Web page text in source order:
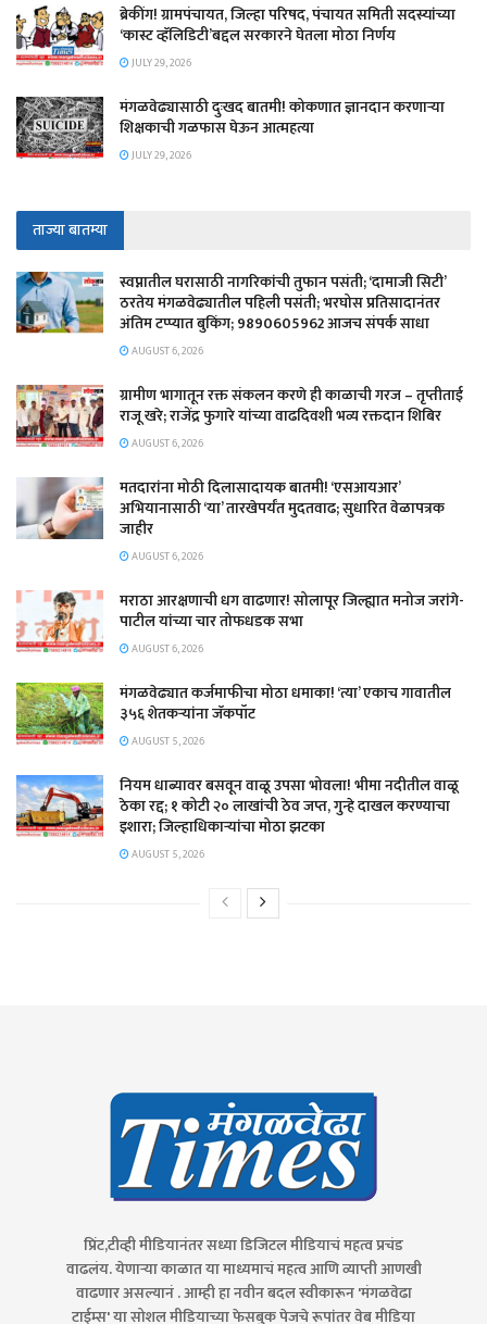
ब्रेकींग! ग्रामपंचायत, जिल्हा परिषद, पंचायत समिती सदस्यांच्या
‘कास्ट व्हॅलिडिटी’बद्दल सरकारने घेतला मोठा निर्णय
JULY 29, 2026
मंगळवेढ्यासाठी दुःखद बातमी! कोकणात ज्ञानदान करणाऱ्या
शिक्षकाची गळफास घेऊन आत्महत्या
JULY 29, 2026
ताज्या बातम्या
स्वप्नातील घरासाठी नागरिकांची तुफान पसंती; ‘दामाजी सिटी’
ठरतेय मंगळवेढ्यातील पहिली पसंती; भरघोस प्रतिसादानंतर
अंतिम टप्प्यात बुकिंग; 9890605962 आजच संपर्क साधा
AUGUST 6, 2026
ग्रामीण भागातून रक्त संकलन करणे ही काळाची गरज – तृप्तीताई
राजू खरे; राजेंद्र फुगारे यांच्या वाढदिवशी भव्य रक्तदान शिबिर
AUGUST 6, 2026
मतदारांना मोठी दिलासादायक बातमी! ‘एसआयआर’
अभियानासाठी ‘या’ तारखेपर्यंत मुदतवाढ; सुधारित वेळापत्रक
जाहीर
AUGUST 6, 2026
मराठा आरक्षणाची धग वाढणार! सोलापूर जिल्ह्यात मनोज जरांगे-
पाटील यांच्या चार तोफधडक सभा
AUGUST 6, 2026
मंगळवेढ्यात कर्जमाफीचा मोठा धमाका! ‘त्या’ एकाच गावातील
३५६ शेतकऱ्यांना जॅकपॉट
AUGUST 5, 2026
नियम धाब्यावर बसवून वाळू उपसा भोवला! भीमा नदीतील वाळू
ठेका रद्द; १ कोटी २० लाखांची ठेव जप्त, गुन्हे दाखल करण्याचा
इशारा; जिल्हाधिकाऱ्यांचा मोठा झटका
AUGUST 5, 2026
प्रिंट,टीव्ही मीडियानंतर सध्या डिजिटल मीडियाचं महत्व प्रचंड
वाढलंय. येणाऱ्या काळात या माध्यमाचं महत्व आणि व्याप्ती आणखी
वाढणार असल्यानं . आम्ही हा नवीन बदल स्वीकारून 'मंगळवेढा
टाईम्स' या सोशल मीडियाच्या फेसबुक पेजचे रूपांतर वेब मीडिया